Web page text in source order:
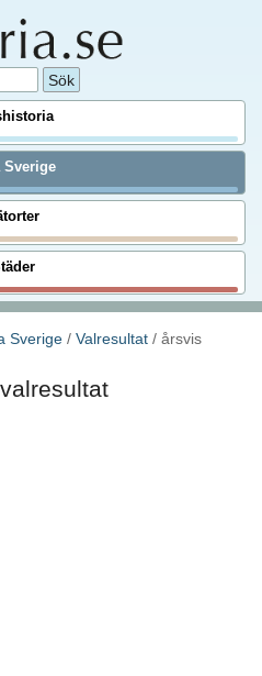
Sverige
Sverige/ Valresultat/ årsvis